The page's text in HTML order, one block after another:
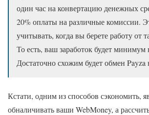
один час на конвертацию денежных
20% оплаты на различные комиссии.
учитывать, когда вы берете работу от
То есть, ваш заработок будет
Достаточно схожим будет обмен Payza
Кстати, одним из способов сэкономить,
обналичивать ваши WebMoney, а